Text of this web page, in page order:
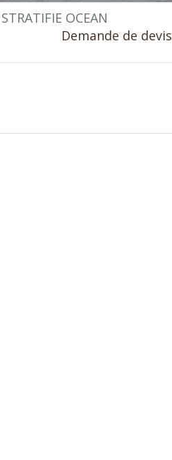
STRATIFIE OCEAN
Demande de devis